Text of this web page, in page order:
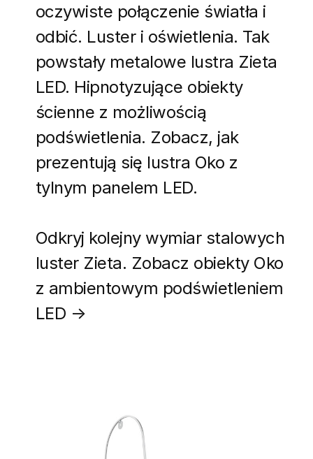
oczywiste połączenie światła i
odbić. Luster i oświetlenia. Tak
powstały metalowe lustra Zieta
LED. Hipnotyzujące obiekty
ścienne z możliwością
podświetlenia. Zobacz, jak
prezentują się lustra Oko z
tylnym panelem LED.
Odkryj kolejny wymiar stalowych
luster Zieta. Zobacz obiekty Oko
z ambientowym podświetleniem
LED →